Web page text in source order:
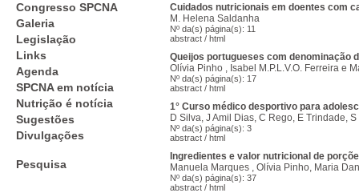
Congresso SPCNA
Galeria
Legislação
Links
Agenda
SPCNA em notícia
Nutrição é notícia
Sugestões
Divulgações
Pesquisa
Cuidados nutricionais em doentes com
M. Helena Saldanha
Nº da(s) página(s): 11
abstract / html
Queijos portugueses com denominação
Olívia Pinho , Isabel M.P.L.V.O. Ferreira e
Nº da(s) página(s): 17
abstract / html
1° Curso médico desportivo para
D Silva, J Amil Dias, C Rego, E Trindade,
Nº da(s) página(s): 3
abstract / html
Ingredientes e valor nutricional de
Manuela Marques , Olívia Pinho, Maria
Nº da(s) página(s): 37
abstract / html